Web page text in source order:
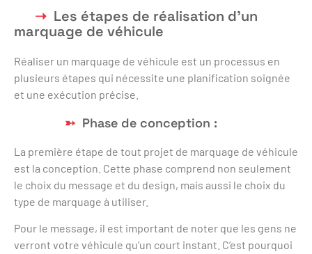
Les étapes de réalisation d’un
marquage de véhicule
Réaliser un marquage de véhicule est un processus en
plusieurs étapes qui nécessite une planification soignée
et une exécution précise.
Phase de conception :
La première étape de tout projet de marquage de véhicule
est la conception. Cette phase comprend non seulement
le choix du message et du design, mais aussi le choix du
type de marquage à utiliser.
Pour le message, il est important de noter que les gens ne
verront votre véhicule qu’un court instant. C’est pourquoi